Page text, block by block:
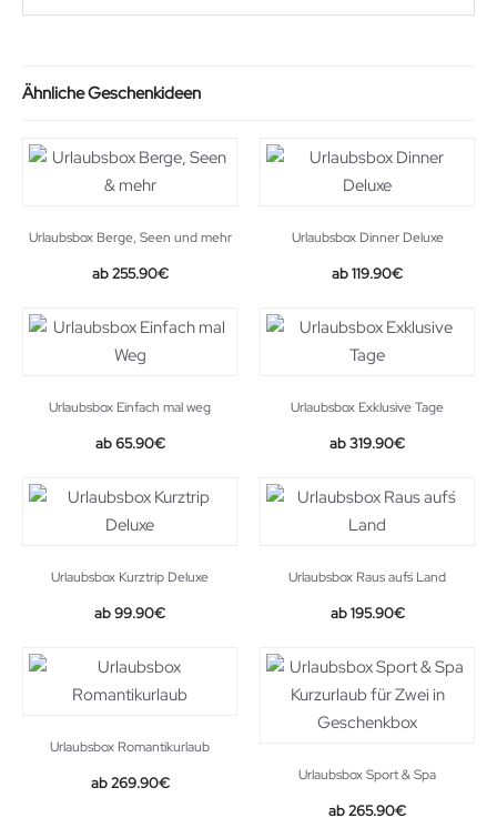
Ähnliche Geschenkideen
Urlaubsbox Berge, Seen und mehr
255.90€
Urlaubsbox Dinner Deluxe
119.90€
Urlaubsbox Einfach mal weg
65.90€
Urlaubsbox Exklusive Tage
319.90€
Urlaubsbox Kurztrip Deluxe
99.90€
Urlaubsbox Raus auf´s Land
195.90€
Urlaubsbox Romantikurlaub
269.90€ Urlaubsbox Sport & Spa
265.90€